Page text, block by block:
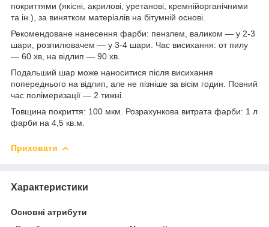
покриттями (якісні, акрилові, уретанові, кремнійорганічними
та ін.), за винятком матеріалів на бітумній основі.
Рекомендоване нанесення фарби: пензлем, валиком — у 2-3
шари, розпилювачем — у 3-4 шари. Час висихання: oт пилу
— 60 хв, на відлип — 90 хв.
Подальший шар може наноситися після висихання
попереднього на відлип, але не пізніше за вісім годин. Повний
час полімеризації — 2 тижні.
Товщина покриття: 100 мкм. Розрахункова витрата фарби: 1 л
фарби на 4,5 кв.м.
Приховати
Характеристики
Основні атрибути